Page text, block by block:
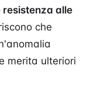
resistenza alle
che
merita ulteriori